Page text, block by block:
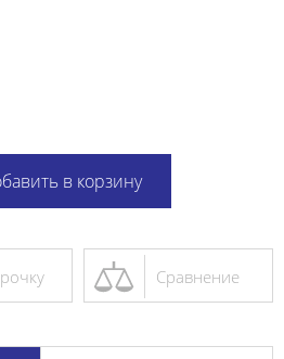
в корзину
Сравнение